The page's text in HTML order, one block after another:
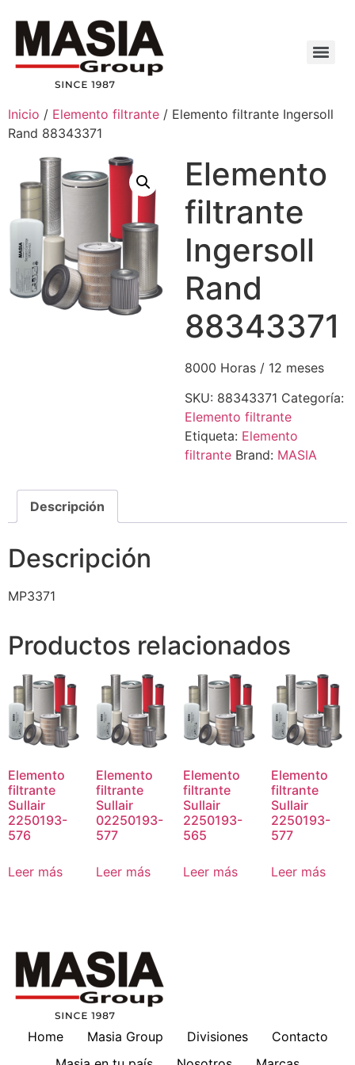
Inicio / Elemento filtrante / Elemento filtrante Ingersoll
Rand 88343371
Elemento
filtrante
Ingersoll
Rand
88343371
8000 Horas / 12 meses
SKU: 88343371 Categoría:
Elemento filtrante
Etiqueta: Elemento
filtrante Brand: MASIA
Descripción
Descripción
MP3371
Productos relacionados
Elemento
filtrante
Sullair
2250193-
576
Leer más
Elemento
filtrante
Sullair
02250193-
577
Leer más
Elemento
filtrante
Sullair
2250193-
565
Leer más
Elemento
filtrante
Sullair
2250193-
577
Leer más
Home Masia Group Divisiones
Contacto